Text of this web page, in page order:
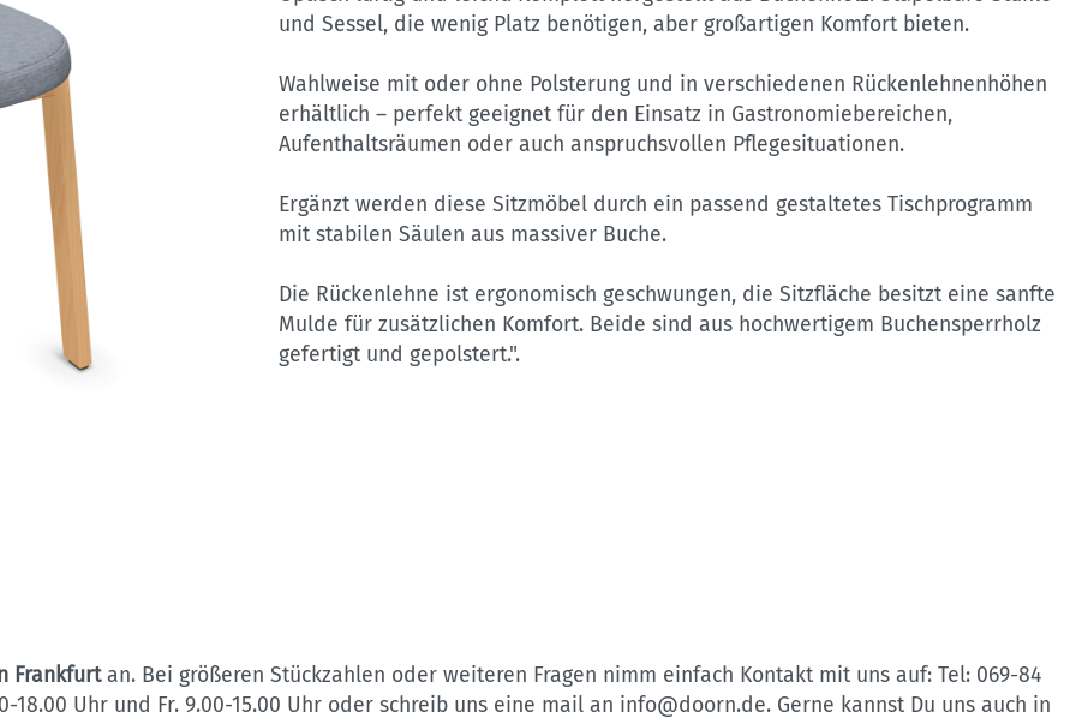
und Sessel, die wenig Platz benötigen, aber großartigen Komfort bieten.
Wahlweise mit oder ohne Polsterung und in verschiedenen Rückenlehnenhöhen
erhältlich – perfekt geeignet für den Einsatz in Gastronomiebereichen,
Aufenthaltsräumen oder auch anspruchsvollen Pflegesituationen.
Ergänzt werden diese Sitzmöbel durch ein passend gestaltetes Tischprogramm
mit stabilen Säulen aus massiver Buche.
Die Rückenlehne ist ergonomisch geschwungen, die Sitzfläche besitzt eine sanfte
Mulde für zusätzlichen Komfort. Beide sind aus hochwertigem Buchensperrholz
gefertigt und gepolstert.".
Frankfurtan. Bei größeren Stückzahlen oder weiteren Fragen nimm einfach Kontakt mit uns auf: Tel: 069-84
Uhr und Fr. 9.00-15.00 Uhr oder schreib uns eine mail an info@doorn.de. Gerne kannst Du uns auch in